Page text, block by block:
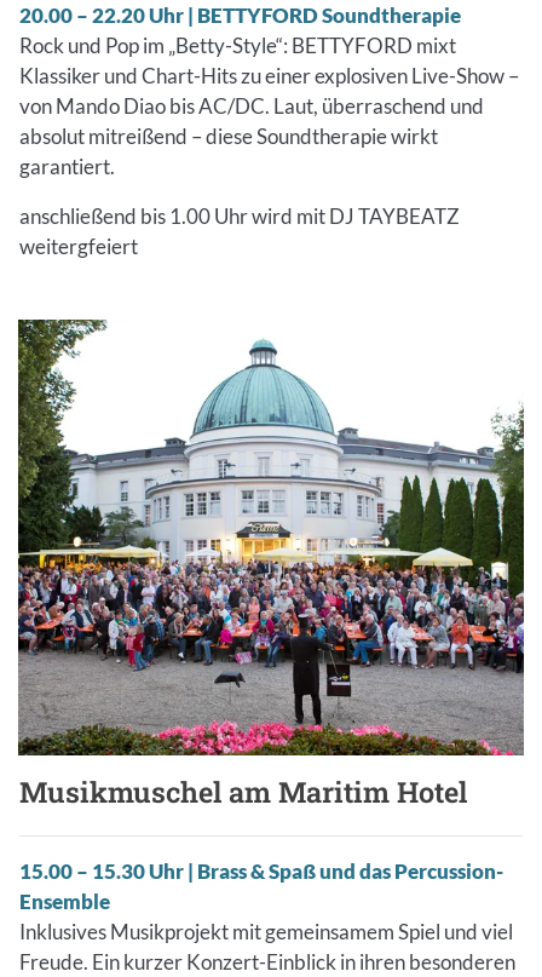
20.00 – 22.20 Uhr | BETTYFORD Soundtherapie
Rock und Pop im „Betty-Style“: BETTYFORD mixt
Klassiker und Chart-Hits zu einer explosiven Live-Show –
von Mando Diao bis AC/DC. Laut, überraschend und
absolut mitreißend – diese Soundtherapie wirkt
garantiert.
anschließend bis 1.00 Uhr wird mit DJ TAYBEATZ
weitergfeiert
Musikmuschel am Maritim Hotel
15.00 – 15.30 Uhr | Brass & Spaß und das Percussion-
Ensemble
Inklusives Musikprojekt mit gemeinsamem Spiel und viel
Freude. Ein kurzer Konzert-Einblick in ihren besonderen